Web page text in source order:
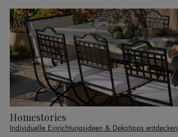
Homestories
Individuelle Einrichtungsideen & Dekotipps entdecken